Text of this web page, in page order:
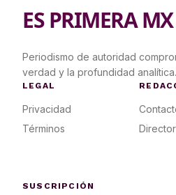
ES PRIMERA MX
Periodismo de autoridad
verdad y la profundidad analítica.
LEGAL
Privacidad
Términos
SUSCRIPCIÓN